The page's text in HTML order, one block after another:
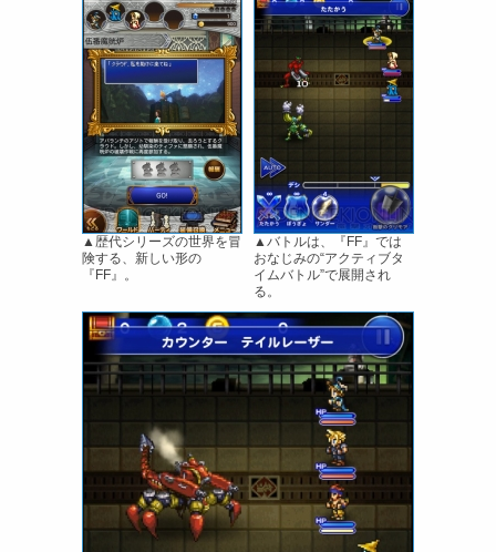
▲歴代シリーズの世界を冒
険する、新しい形の
『FF』。
▲バトルは、『FF』では
おなじみの“アクティブタ
イムバトル”で展開され
る。